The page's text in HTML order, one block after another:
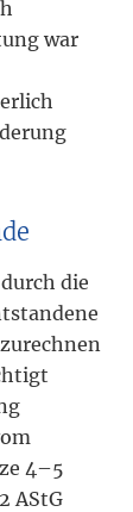
war
die
4–5
AStG